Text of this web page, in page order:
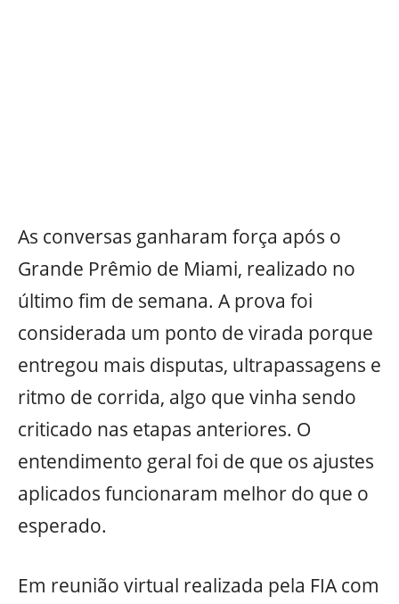
As conversas ganharam força após o
Grande Prêmio de Miami, realizado no
último fim de semana. A prova foi
considerada um ponto de virada porque
entregou mais disputas, ultrapassagens e
ritmo de corrida, algo que vinha sendo
criticado nas etapas anteriores. O
entendimento geral foi de que os ajustes
aplicados funcionaram melhor do que o
esperado.
Em reunião virtual realizada pela FIA com